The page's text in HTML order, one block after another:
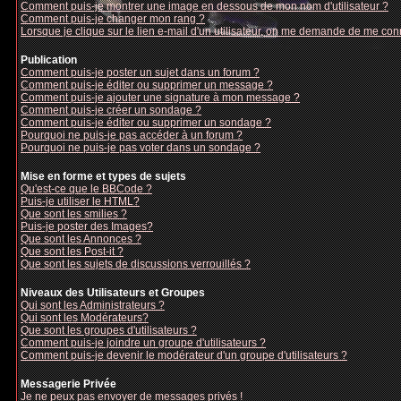
Comment puis-je montrer une image en dessous de mon nom d'utilisateur ?
Comment puis-je changer mon rang ?
Lorsque je clique sur le lien e-mail d'un utilisateur, on me demande de me
Publication
Comment puis-je poster un sujet dans un forum ?
Comment puis-je éditer ou supprimer un message ?
Comment puis-je ajouter une signature à mon message ?
Comment puis-je créer un sondage ?
Comment puis-je éditer ou supprimer un sondage ?
Pourquoi ne puis-je pas accéder à un forum ?
Pourquoi ne puis-je pas voter dans un sondage ?
Mise en forme et types de sujets
Qu'est-ce que le BBCode ?
Puis-je utiliser le HTML?
Que sont les smilies ?
Puis-je poster des Images?
Que sont les Annonces ?
Que sont les Post-it ?
Que sont les sujets de discussions verrouillés ?
Niveaux des Utilisateurs et Groupes
Qui sont les Administrateurs ?
Qui sont les Modérateurs?
Que sont les groupes d'utilisateurs ?
Comment puis-je joindre un groupe d'utilisateurs ?
Comment puis-je devenir le modérateur d'un groupe d'utilisateurs ?
Messagerie Privée
Je ne peux pas envoyer de messages privés !